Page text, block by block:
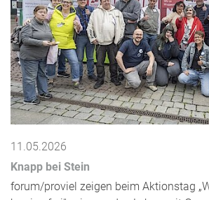
11.05.2026
Knapp bei Stein
forum/proviel zeigen beim Aktionstag